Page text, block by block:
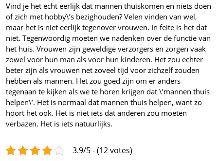
Vind je het echt eerlijk dat mannen thuiskomen en niets doen
of zich met hobby\’s bezighouden? Velen vinden van wel,
maar het is niet eerlijk tegenover vrouwen. In feite is het dat
niet. Tegenwoordig moeten we nadenken over de functie van
het huis. Vrouwen zijn geweldige verzorgers en zorgen vaak
zowel voor hun man als voor hun kinderen. Het zou echter
beter zijn als vrouwen net zoveel tijd voor zichzelf zouden
hebben als mannen. Het zou goed zijn om er anders
tegenaan te kijken als we te horen krijgen dat \’mannen thuis
helpen\’. Het is normaal dat mannen thuis helpen, want zo
hoort het ook. Het is niet iets dat anderen zou moeten
verbazen. Het is iets natuurlijks.
3.9/5 - (12 votes)